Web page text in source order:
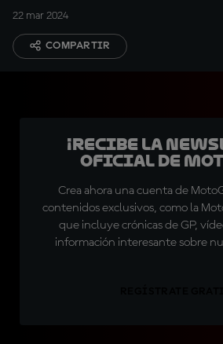
22 mar 2024
COMPARTIR
¡Recibe la
oficial de
Crea ahora una cuenta de
contenidos exclusivos, como la
que incluye crónicas de GP,
información interesante sobre